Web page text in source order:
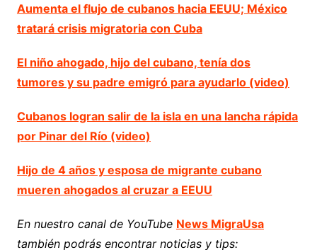
Aumenta el flujo de cubanos hacia EEUU; México
tratará crisis migratoria con Cuba
El niño ahogado, hijo del cubano, tenía dos
tumores y su padre emigró para ayudarlo (video)
Cubanos logran salir de la isla en una lancha rápida
por Pinar del Río (video)
Hijo de 4 años y esposa de migrante cubano
mueren ahogados al cruzar a EEUU
En nuestro canal de YouTube News MigraUsa
también podrás encontrar noticias y tips: